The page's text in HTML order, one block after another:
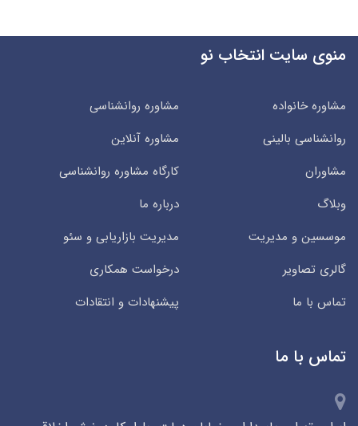
منوی سایت انتخاب نو
مشاوره خانواده
مشاوره روانشناسی
روانشناسی بالینی
مشاوره آنلاین
مشاوران
کارگاه مشاوره روانشناسی
وبلاگ
درباره ما
موسسین و مدیریت
مدیریت بازاریابی و سئو
گالری تصاویر
درخواست همکاری
تماس با ما
پیشنهادات و انتقادات
تماس با ما